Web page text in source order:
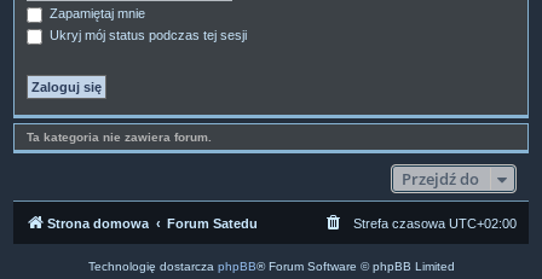
Zapamiętaj mnie
Ukryj mój status podczas tej sesji
Ta kategoria nie zawiera forum.
Przejdź do
Strona domowa Forum Satedu Strefa czasowa UTC+02:00
Technologię dostarcza phpBB® Forum Software © phpBB Limited